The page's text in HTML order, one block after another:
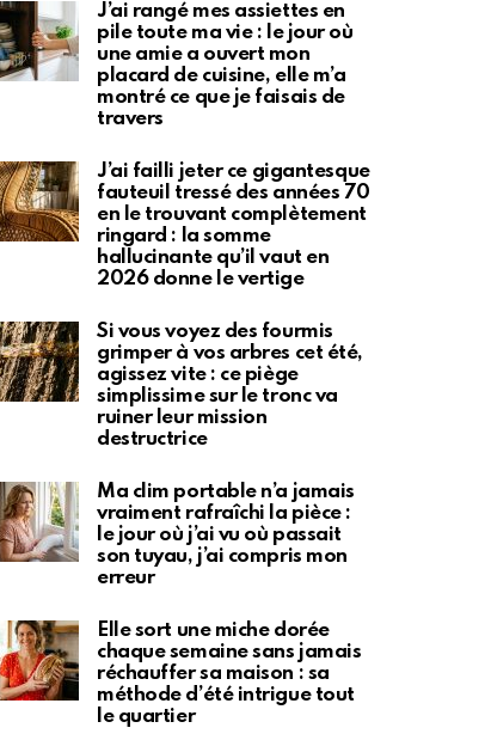
J’ai rangé mes assiettes en
pile toute ma vie : le jour où
une amie a ouvert mon
placard de cuisine, elle m’a
montré ce que je faisais de
travers
J’ai failli jeter ce gigantesque
fauteuil tressé des années 70
en le trouvant complètement
ringard : la somme
hallucinante qu’il vaut en
2026 donne le vertige
Si vous voyez des fourmis
grimper à vos arbres cet été,
agissez vite : ce piège
simplissime sur le tronc va
ruiner leur mission
destructrice
Ma clim portable n’a jamais
vraiment rafraîchi la pièce :
le jour où j’ai vu où passait
son tuyau, j’ai compris mon
erreur
Elle sort une miche dorée
chaque semaine sans jamais
réchauffer sa maison : sa
méthode d’été intrigue tout
le quartier